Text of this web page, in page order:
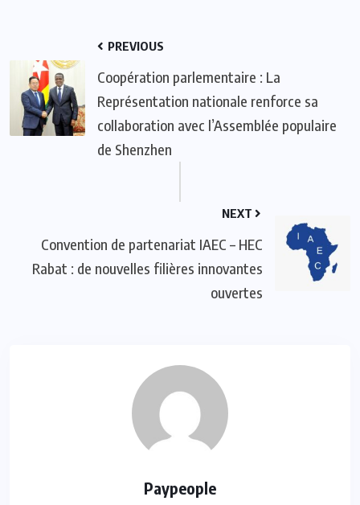
PREVIOUS
Coopération parlementaire : La
Représentation nationale renforce sa
collaboration avec l’Assemblée populaire
de Shenzhen
NEXT
Convention de partenariat IAEC – HEC
Rabat : de nouvelles filières innovantes
ouvertes
Paypeople